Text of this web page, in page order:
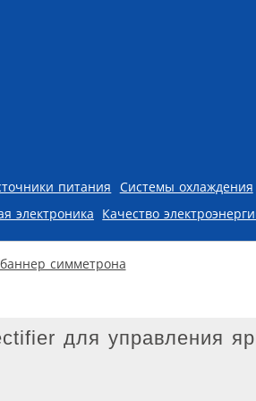
питания Системы охлаждения
электроника Качество
для управления